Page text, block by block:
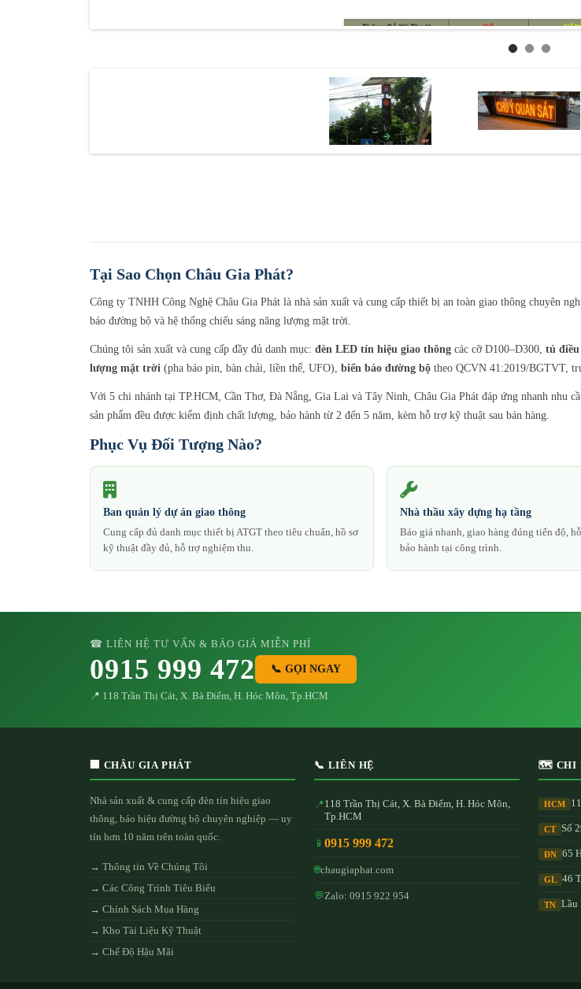
Tại Sao Chọn Châu Gia Phát?
Công ty TNHH Công Nghệ Châu Gia Phát là nhà sản xuất và cung cấp thiết bị an toàn giao thông chuyên
báo đường bộ và hệ thống chiếu sáng năng lượng mặt trời.
Chúng tôi sản xuất và cung cấp đầy đủ danh mục: đèn LED tín hiệu giao thông các cỡ D100–D300, tủ điều
lượng mặt trời (pha báo pin, bàn chải, liền thể, UFO), biển báo đường bộ theo QCVN 41:2019/BGTVT,
Với 5 chi nhánh tại TP.HCM, Cần Thơ, Đà Nẵng, Gia Lai và Tây Ninh, Châu Gia Phát đáp ứng nhanh nhu
sản phẩm đều được kiểm định chất lượng, bảo hành từ 2 đến 5 năm, kèm hỗ trợ kỹ thuật sau bán hàng.
Phục Vụ Đối Tượng Nào?
Ban quản lý dự án giao thông
Cung cấp đủ danh mục thiết bị ATGT theo tiêu chuẩn, hồ sơ
kỹ thuật đầy đủ, hỗ trợ nghiệm thu.
Nhà thầu xây dựng hạ tầng
Báo giá nhanh, giao hàng đúng tiến độ,
bảo hành tại công trình.
☎ LIÊN HỆ TƯ VẤN & BÁO GIÁ MIỄN PHÍ
0915 999 472 📞 GỌI NGAY
📍 118 Trần Thị Cát, X. Bà Điểm, H. Hóc Môn, Tp.HCM
🏢 CHÂU GIA PHÁT
Nhà sản xuất & cung cấp đèn tín hiệu giao
thông, báo hiệu đường bộ chuyên nghiệp — uy
tín hơn 10 năm trên toàn quốc.
→ Thông tin Về Chúng Tôi
→ Các Công Trình Tiêu Biểu
→ Chính Sách Mua Hàng
→ Kho Tài Liệu Kỹ Thuật
→ Chế Độ Hậu Mãi
📞 LIÊN HỆ
📍118 Trần Thị Cát, X. Bà Điểm, H. Hóc Môn,
Tp.HCM
📱 0915 999 472
🌐chaugiaphat.com
💬Zalo: 0915 922 954
🗺️ CHI
HCM
CT Số
ĐN 65
GL 46
TN Lầu